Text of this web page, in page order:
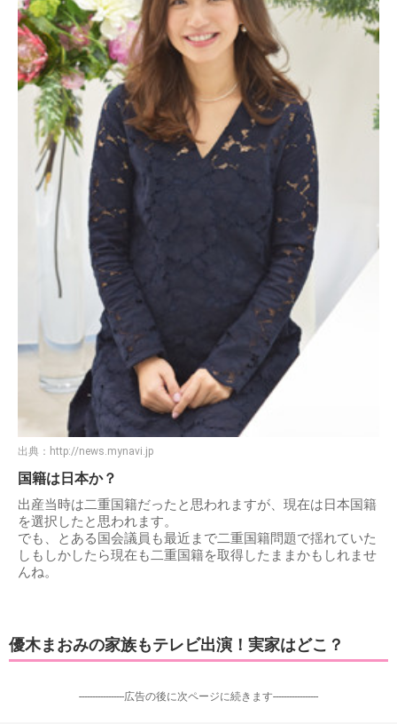
出典： http://news.mynavi.jp
国籍は日本か？
出産当時は二重国籍だったと思われますが、現在は日本国籍
を選択したと思われます。
でも、とある国会議員も最近まで二重国籍問題で揺れていた
しもしかしたら現在も二重国籍を取得したままかもしれませ
んね。
優木まおみの家族もテレビ出演！実家はどこ？
-----------------広告の後に次ページに続きます-----------------